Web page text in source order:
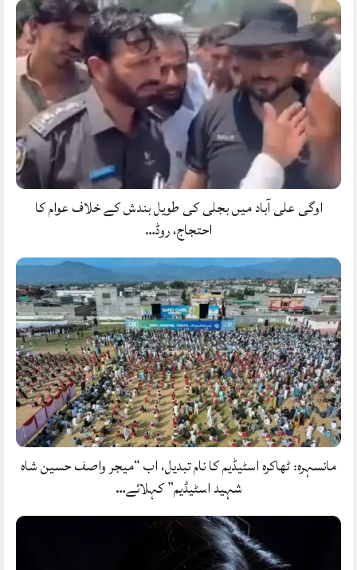
اوگی علی آباد میں بجلی کی طویل بندش کے خلاف عوام کا
احتجاج، روڈ…
مانسہرہ: ٹھاکرہ اسٹیڈیم کا نام تبدیل، اب “میجر واصف حسین شاہ
شہید اسٹیڈیم” کہلائے…